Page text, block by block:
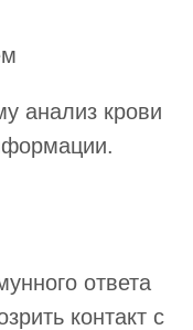
анализ крови
ответа
контакт с